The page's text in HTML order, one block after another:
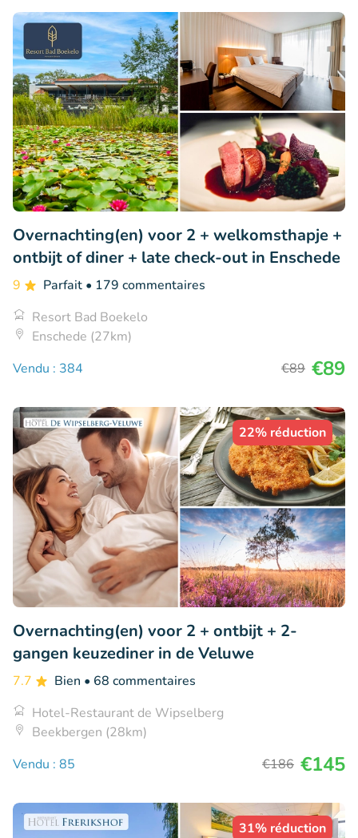
Overnachting(en) voor 2 + welkomsthapje +
ontbijt of diner + late check-out in Enschede
9 Parfait • 179 commentaires
Resort Bad Boekelo
Enschede (27km)
Vendu : 384
€89 €89
22% réduction
Overnachting(en) voor 2 + ontbijt + 2-
gangen keuzediner in de Veluwe
7.7 Bien • 68 commentaires
Hotel-Restaurant de Wipselberg
Beekbergen (28km)
Vendu : 85
€186 €145
31% réduction